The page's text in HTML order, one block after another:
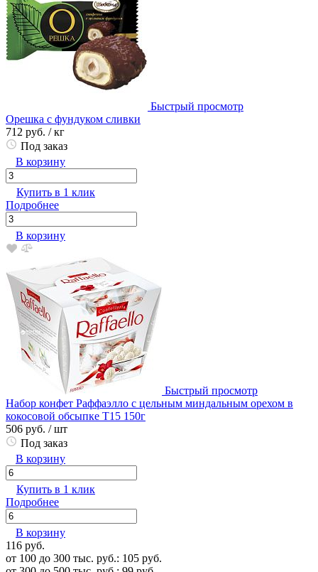
Быстрый просмотр
Орешка с фундуком сливки
712 руб. / кг
Под заказ
В корзину
Купить в 1 клик
Подробнее
В корзину
Быстрый просмотр
Набор конфет Раффаэлло с цельным миндальным орехом в
кокосовой обсыпке Т15 150г
506 руб. / шт
Под заказ
В корзину
Купить в 1 клик
Подробнее
В корзину
116 руб.
от 100 до 300 тыс. руб.: 105 руб.